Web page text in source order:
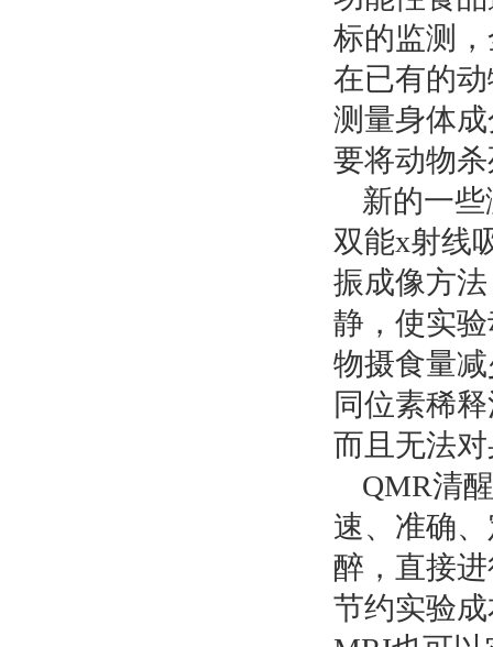
标的监测
在已有的
测量身体
要将动物
新的一
双能x射线
振成像方
静，使实
物摄食量
同位素稀
而且无法
QMR清
速、准确
醉，直接
节约实验